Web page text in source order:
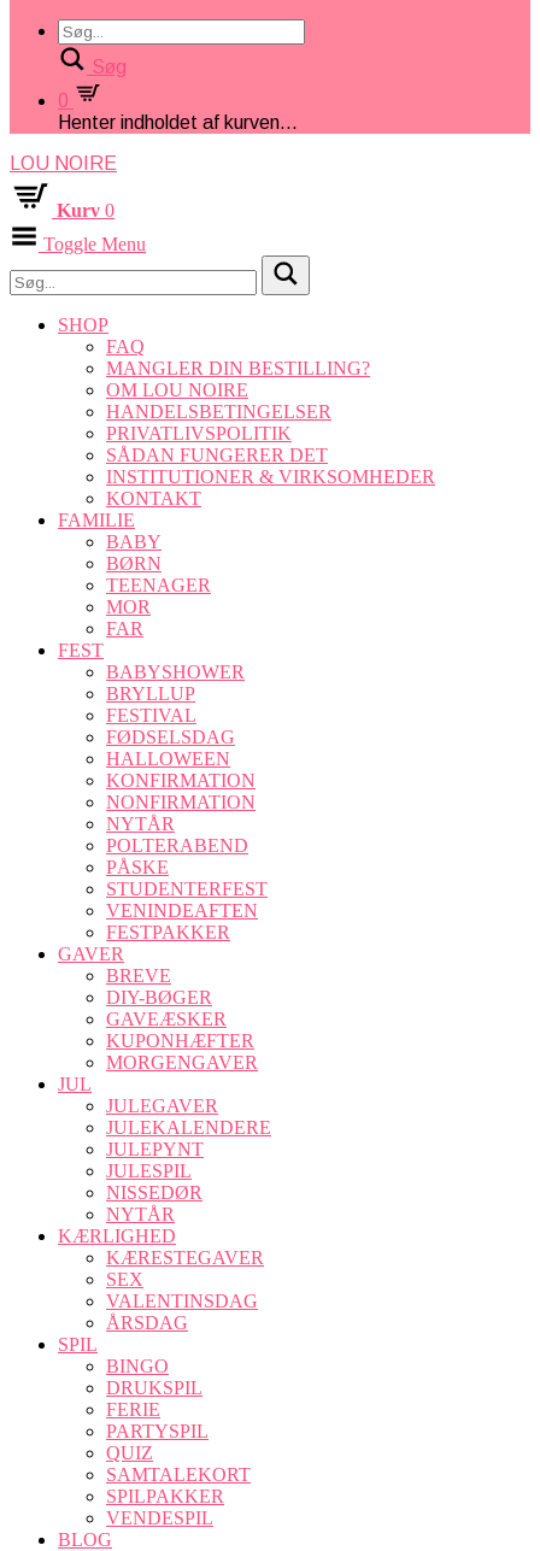
Søg
0
Henter indholdet af kurven...
LOU NOIRE
Kurv 0
Toggle Menu
SHOP
FAQ
MANGLER DIN BESTILLING?
OM LOU NOIRE
HANDELSBETINGELSER
PRIVATLIVSPOLITIK
SÅDAN FUNGERER DET
INSTITUTIONER & VIRKSOMHEDER
KONTAKT
FAMILIE
BABY
BØRN
TEENAGER
MOR
FAR
FEST
BABYSHOWER
BRYLLUP
FESTIVAL
FØDSELSDAG
HALLOWEEN
KONFIRMATION
NONFIRMATION
NYTÅR
POLTERABEND
PÅSKE
STUDENTERFEST
VENINDEAFTEN
FESTPAKKER
GAVER
BREVE
DIY-BØGER
GAVEÆSKER
KUPONHÆFTER
MORGENGAVER
JUL
JULEGAVER
JULEKALENDERE
JULEPYNT
JULESPIL
NISSEDØR
NYTÅR
KÆRLIGHED
KÆRESTEGAVER
SEX
VALENTINSDAG
ÅRSDAG
SPIL
BINGO
DRUKSPIL
FERIE
PARTYSPIL
QUIZ
SAMTALEKORT
SPILPAKKER
VENDESPIL
BLOG